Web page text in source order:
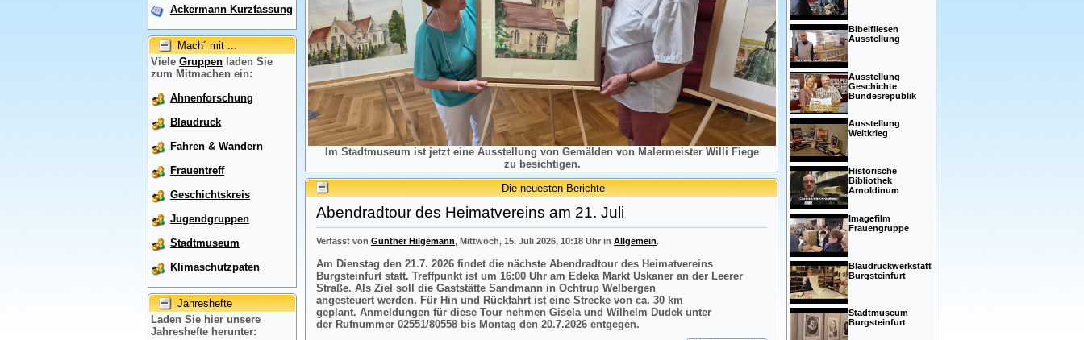
Ackermann Kurzfassung
Mach´ mit ...
Viele Gruppen laden Sie
zum Mitmachen ein:
Ahnenforschung
Blaudruck
Fahren & Wandern
Frauentreff
Geschichtskreis
Jugendgruppen
Stadtmuseum
Klimaschutzpaten
Jahreshefte
Laden Sie hier unsere
Jahreshefte herunter:
Im Stadtmuseum ist jetzt eine Ausstellung von Gemälden von Malermeister Willi Fiege
zu besichtigen.
Die neuesten Berichte
Abendradtour des Heimatvereins am 21. Juli
Verfasst von Günther Hilgemann, Mittwoch, 15. Juli 2026, 10:18 Uhr in Allgemein.
Am Dienstag den 21.7. 2026 findet die nächste Abendradtour des Heimatvereins
Burgsteinfurt statt. Treffpunkt ist um 16:00 Uhr am Edeka Markt Uskaner an der Leerer
Straße. Als Ziel soll die Gaststätte Sandmann in Ochtrup Welbergen
angesteuert werden. Für Hin und Rückfahrt ist eine Strecke von ca. 30 km
geplant. Anmeldungen für diese Tour nehmen Gisela und Wilhelm Dudek unter
der Rufnummer 02551/80558 bis Montag den 20.7.2026 entgegen.
Bibelfliesen
Ausstellung
Ausstellung
Geschichte
Bundesrepublik
Ausstellung
Weltkrieg
Historische
Bibliothek
Arnoldinum
Imagefilm
Frauengruppe
Blaudruckwerkstatt
Burgsteinfurt
Stadtmuseum
Burgsteinfurt